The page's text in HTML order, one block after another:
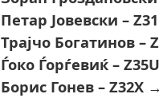
Петар Јовевски –
Трајчо Богатинов –
Ѓоко Ѓорѓевиќ – Z35U
Борис Гонев – Z32X→